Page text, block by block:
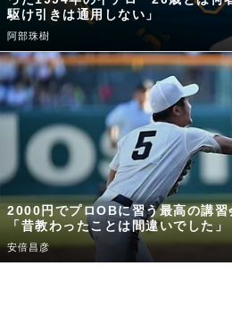
駆け引きは通用しない」
阿部珠樹
2000円でプロOBに習う最高の講習
「昔教わったことは間違いでした」
安倍昌彦